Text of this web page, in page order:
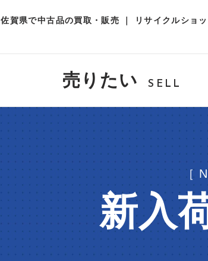
賀県で中古品の買取・販売 ｜ リサイクルショ
売りたい SELL
［
新入